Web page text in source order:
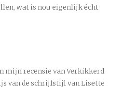
wat is nou eigenlijk écht
mijn recensie van Verkikkerd
van de schrijfstijl van Lisette